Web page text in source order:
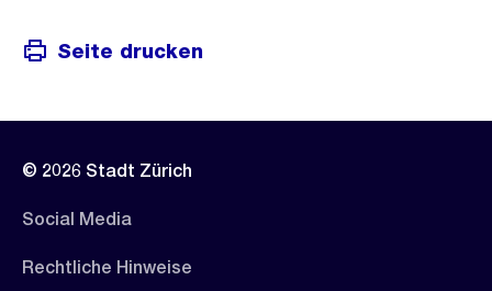
Seite drucken
© 2026 Stadt Zürich
Social Media
Rechtliche Hinweise